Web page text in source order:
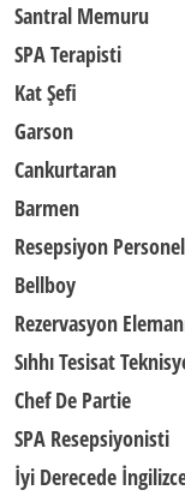
Santral Memuru
SPA Terapisti
Kat Şefi
Garson
Cankurtaran
Barmen
Resepsiyon
Bellboy
Rezervasyon
Sıhhı Tesisat
Chef De Partie
SPA Resepsiyonisti
İyi Derecede